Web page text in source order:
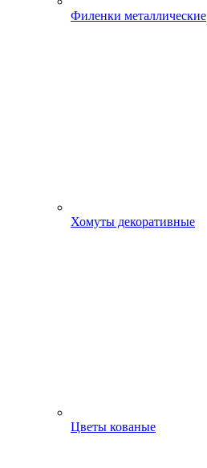
Филенки металлические
Хомуты декоративные
Цветы кованые